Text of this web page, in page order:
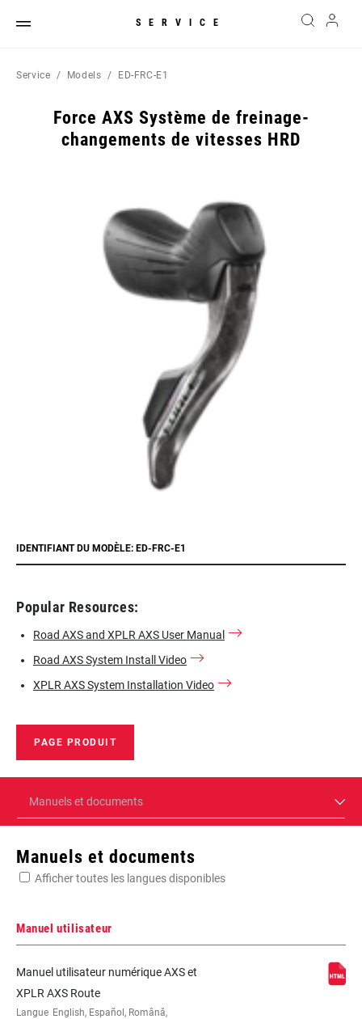
SERVICE
Service Models ED-FRC-E1
Force AXS Système de freinage-
changements de vitesses HRD
IDENTIFIANT DU MODÈLE: ED-FRC-E1
Popular Resources:
Road AXS and XPLR AXS User Manual
Road AXS System Install Video
XPLR AXS System Installation Video
PAGE PRODUIT
Manuels et documents
Manuels et documents
Afficher toutes les langues disponibles
Manuel utilisateur
Manuel utilisateur numérique AXS et
XPLR AXS Route
Langue English, Español, Română,